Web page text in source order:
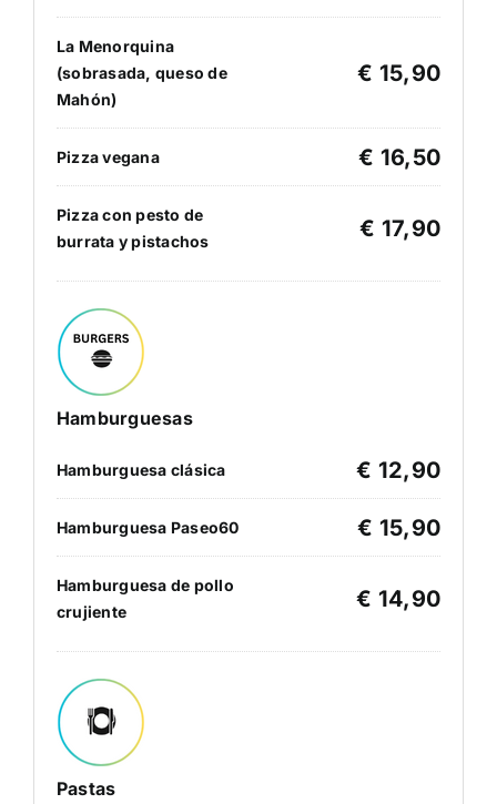
La Menorquina
(sobrasada, queso de
Mahón)
€ 15,90
Pizza vegana € 16,50
Pizza con pesto de
burrata y pistachos
€ 17,90
Hamburguesas
Hamburguesa clásica € 12,90
Hamburguesa Paseo60 € 15,90
Hamburguesa de pollo
crujiente
€ 14,90
Pastas